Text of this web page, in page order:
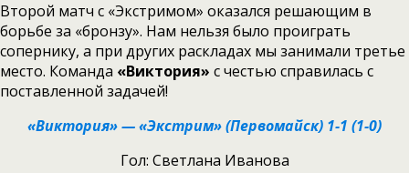
Второй матч с «Экстримом» оказался решающим в
борьбе за «бронзу». Нам нельзя было проиграть
сопернику, а при других раскладах мы занимали третье
место. Команда «Виктория» с честью справилась с
поставленной задачей!
«Виктория» — «Экстрим» (Первомайск) 1-1 (1-0)
Гол: Светлана Иванова